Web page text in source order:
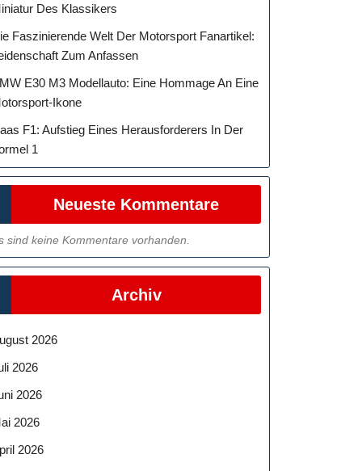
Des Klassikers
Faszinierende Welt Der Motorsport Fanartikel:
Zum Anfassen
E30 M3 Modellauto: Eine Hommage An Eine
Ikone
F1: Aufstieg Eines Herausforderers In Der
1
Neueste Kommentare
sind keine Kommentare vorhanden.
Archiv
2026
2026
2026
2026
2026